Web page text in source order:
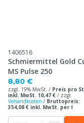
1406516
Schmiermittel Gold
MS Pulse 250
8,80 €
zzgl. 19% MwSt. / Preis pro
inkl. MwSt. 10,47 € / zzgl.
Versandkosten / Bruttopreis:
354,08 € inkl. MwSt. per l